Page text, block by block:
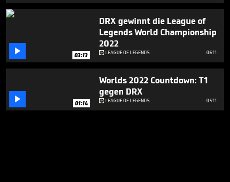
 03:13
DRX gewinnt die League of
Legends World Championship
2022
LEAGUE OF LEGENDS 06.11.
 01:14
Worlds 2022 Countdown: T1
gegen DRX
LEAGUE OF LEGENDS 05.11.